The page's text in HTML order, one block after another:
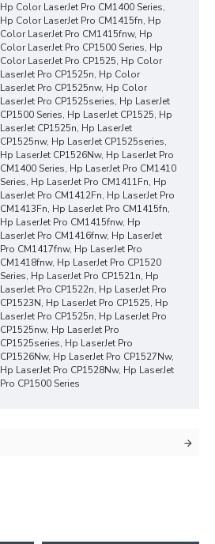
Hp Color LaserJet Pro CM1400 Series,
Hp Color LaserJet Pro CM1415fn, Hp
Color LaserJet Pro CM1415fnw, Hp
Color LaserJet Pro CP1500 Series, Hp
Color LaserJet Pro CP1525, Hp Color
LaserJet Pro CP1525n, Hp Color
LaserJet Pro CP1525nw, Hp Color
LaserJet Pro CP1525series, Hp LaserJet
CP1500 Series, Hp LaserJet CP1525, Hp
LaserJet CP1525n, Hp LaserJet
CP1525nw, Hp LaserJet CP1525series,
Hp LaserJet CP1526Nw, Hp LaserJet Pro
CM1400 Series, Hp LaserJet Pro CM1410
Series, Hp LaserJet Pro CM1411Fn, Hp
LaserJet Pro CM1412Fn, Hp LaserJet Pro
CM1413Fn, Hp LaserJet Pro CM1415fn,
Hp LaserJet Pro CM1415fnw, Hp
LaserJet Pro CM1416fnw, Hp LaserJet
Pro CM1417fnw, Hp LaserJet Pro
CM1418fnw, Hp LaserJet Pro CP1520
Series, Hp LaserJet Pro CP1521n, Hp
LaserJet Pro CP1522n, Hp LaserJet Pro
CP1523N, Hp LaserJet Pro CP1525, Hp
LaserJet Pro CP1525n, Hp LaserJet Pro
CP1525nw, Hp LaserJet Pro
CP1525series, Hp LaserJet Pro
CP1526Nw, Hp LaserJet Pro CP1527Nw,
Hp LaserJet Pro CP1528Nw, Hp LaserJet
Pro CP1500 Series